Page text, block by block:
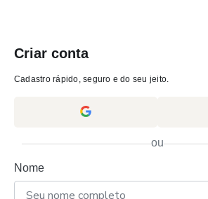
Criar conta
Cadastro rápido, seguro e do seu jeito.
ou
Nome